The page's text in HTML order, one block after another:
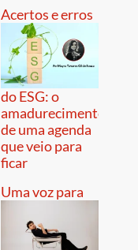
Acertos e erros
do ESG: o
amadurecimento
de uma agenda
que veio para
ficar
Uma voz para